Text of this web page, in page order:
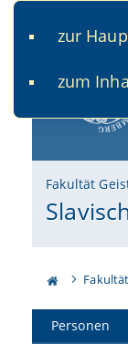
zur
zum
Fakultät
Personen